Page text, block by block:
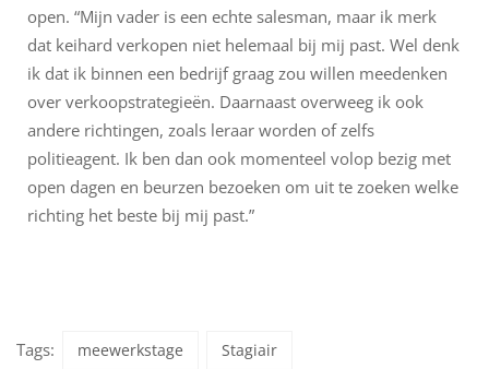
open. “Mijn vader is een echte salesman, maar ik merk
dat keihard verkopen niet helemaal bij mij past. Wel denk
ik dat ik binnen een bedrijf graag zou willen meedenken
over verkoopstrategieën. Daarnaast overweeg ik ook
andere richtingen, zoals leraar worden of zelfs
politieagent. Ik ben dan ook momenteel volop bezig met
open dagen en beurzen bezoeken om uit te zoeken welke
richting het beste bij mij past.”
Tags: meewerkstage Stagiair